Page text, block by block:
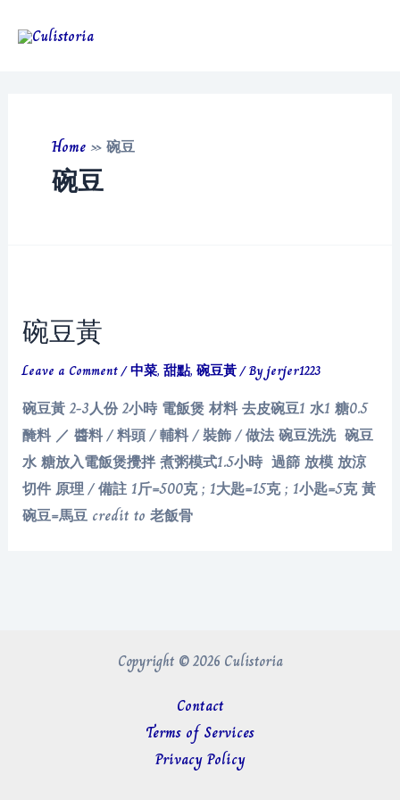
Home »碗豆
碗豆
碗豆黃
Leave a Comment/中菜,甜點,碗豆黃/ Byjerjer1223
碗豆黃 2-3人份 2小時 電飯煲 材料 去皮碗豆1 水1 糖0.5
醃料 ／ 醬料 / 料頭 / 輔料 / 裝飾 / 做法 碗豆洗洗 碗豆
水 糖放入電飯煲攪拌 煮粥模式1.5小時 過篩 放模 放涼
切件 原理 / 備註 1斤=500克 ; 1大匙=15克 ; 1小匙=5克 黃
碗豆=馬豆 credit to 老飯骨
Copyright © 2026 Culistoria
Contact
Terms of Services
Privacy Policy